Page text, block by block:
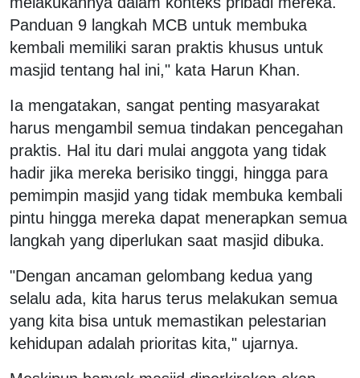
Panduan 9 langkah MCB untuk membuka
kembali memiliki saran praktis khusus untuk
masjid tentang hal ini," kata Harun Khan.
Ia mengatakan, sangat penting masyarakat
harus mengambil semua tindakan pencegahan
praktis. Hal itu dari mulai anggota yang tidak
hadir jika mereka berisiko tinggi, hingga para
pemimpin masjid yang tidak membuka kembali
pintu hingga mereka dapat menerapkan semua
langkah yang diperlukan saat masjid dibuka.
"Dengan ancaman gelombang kedua yang
selalu ada, kita harus terus melakukan semua
yang kita bisa untuk memastikan pelestarian
kehidupan adalah prioritas kita," ujarnya.